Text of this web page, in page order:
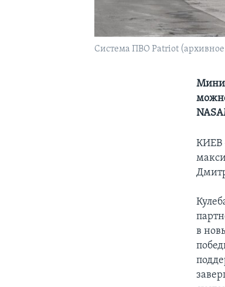
Система ПВО Patriot (архивное
КИЕВ
в